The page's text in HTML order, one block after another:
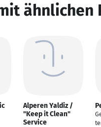
ähnlichen
Alperen Yaldiz /
"Keep it Clean"
Service